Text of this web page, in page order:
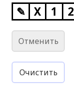
✎ X 1 2
Отменить
Очистить